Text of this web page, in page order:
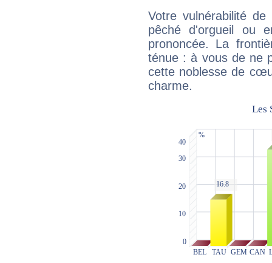
Votre vulnérabilité
pêché d'orgueil ou
prononcée. La
ténue : à vous de ne
cette noblesse de
charme.